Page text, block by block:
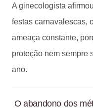
A ginecologista
festas carnavalescas,
ameaça constante,
proteção nem sempre
ano.
O abandono dos